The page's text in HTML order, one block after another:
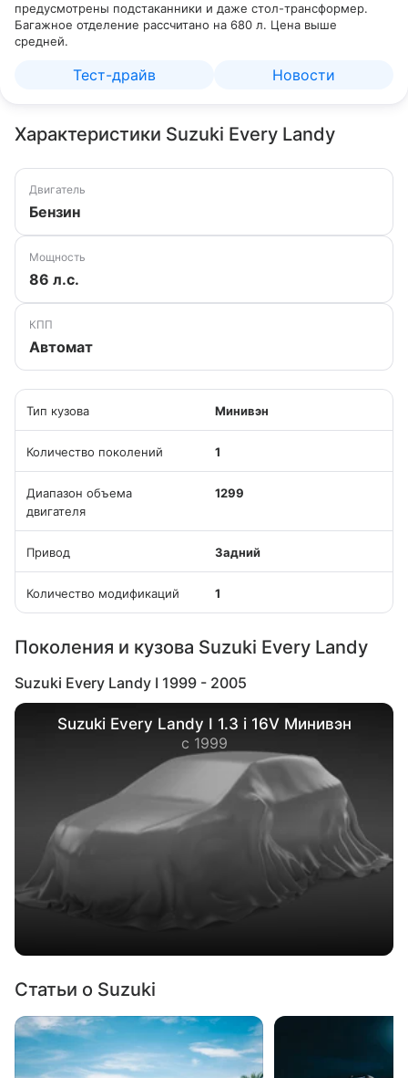
предусмотрены подстаканники и даже стол-трансформер.
Багажное отделение рассчитано на 680 л. Цена выше
средней.
Тест-драйв Новости
Характеристики Suzuki Every Landy
Двигатель
Бензин
Мощность
86 л.с.
КПП
Автомат
Тип кузова Минивэн
Количество поколений 1
Диапазон объема
двигателя
1299
Привод Задний
Количество модификаций 1
Поколения и кузова Suzuki Every Landy
Suzuki Every Landy I 1999 - 2005
Suzuki Every Landy I 1.3 i 16V Минивэн
с 1999
Статьи о Suzuki